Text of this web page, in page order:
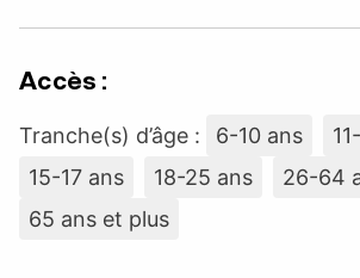
Accès :
Tranche(s) d’âge : 6-10 ans
15-17 ans
18-25 ans
26-64
65 ans et plus